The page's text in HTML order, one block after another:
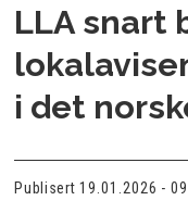
LLA snart
i det
Publisert 19.01.2026 -